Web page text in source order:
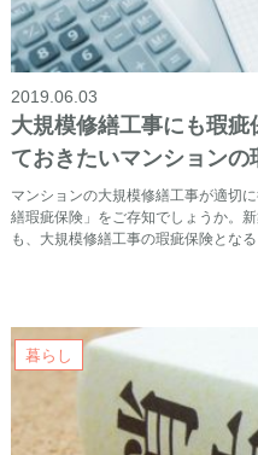
2019.06.03
大規模修繕工事にも瑕
ておきたいマンションの
マンションの大規模修繕工事が適切
繕瑕疵保険」をご存知でしょうか。
も、大規模修繕工事の瑕疵保険とな
暮らし